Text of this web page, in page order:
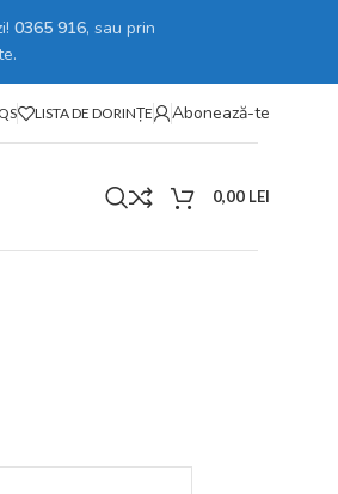
0365 916, sau prin
LISTA DE DORINȚE Abonează-te
0,00 LEI